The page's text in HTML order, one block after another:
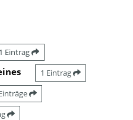
1 Eintrag
1 Eintrag